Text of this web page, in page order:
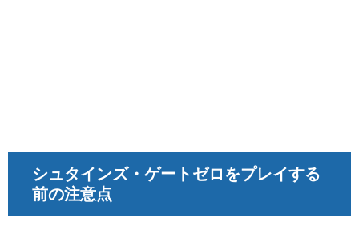
シュタインズ・ゲートゼロをプレイする
前の注意点